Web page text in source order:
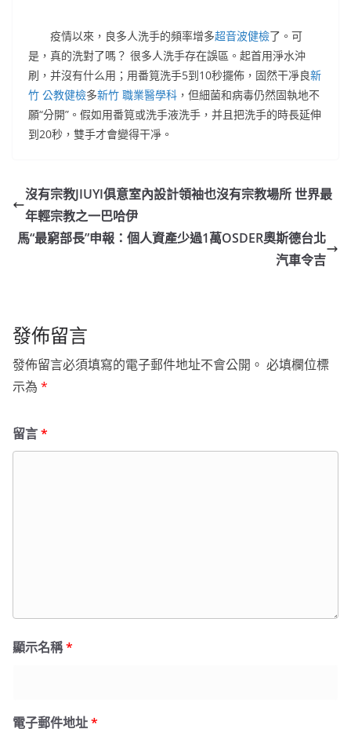
疫情以來，良多人洗手的頻率增多超音波健檢了。可
是，真的洗對了嗎？ 很多人洗手存在誤區。起首用淨水沖
刷，并沒有什么用；用番筧洗手5到10秒擺佈，固然干凈良新
竹 公教健檢多新竹 職業醫學科 ，但細菌和病毒仍然固執地不
願“分開”。假如用番筧或洗手液洗手，并且把洗手的時長延伸
到20秒，雙手才會變得干凈。
沒有宗教JIUYI俱意室內設計領袖也沒有宗教場所 世界最
年輕宗教之一巴哈伊
馬“最窮部長”申報：個人資產少過1萬OSDER奧斯德台北
汽車令吉
發佈留言
發佈留言必須填寫的電子郵件地址不會公開。 必填欄位標
示為 *
留言*
顯示名稱*
電子郵件地址*